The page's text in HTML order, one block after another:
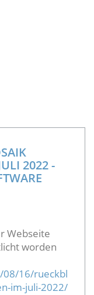
2022 -
Webseite
worden
16/rueckblick-
im-juli-2022/